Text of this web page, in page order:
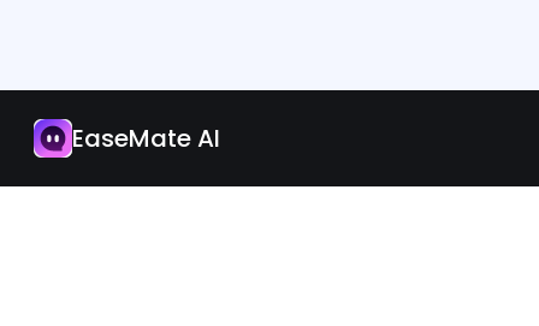
Aplikacja
Zaktualizuj teraz
EaseMate AI